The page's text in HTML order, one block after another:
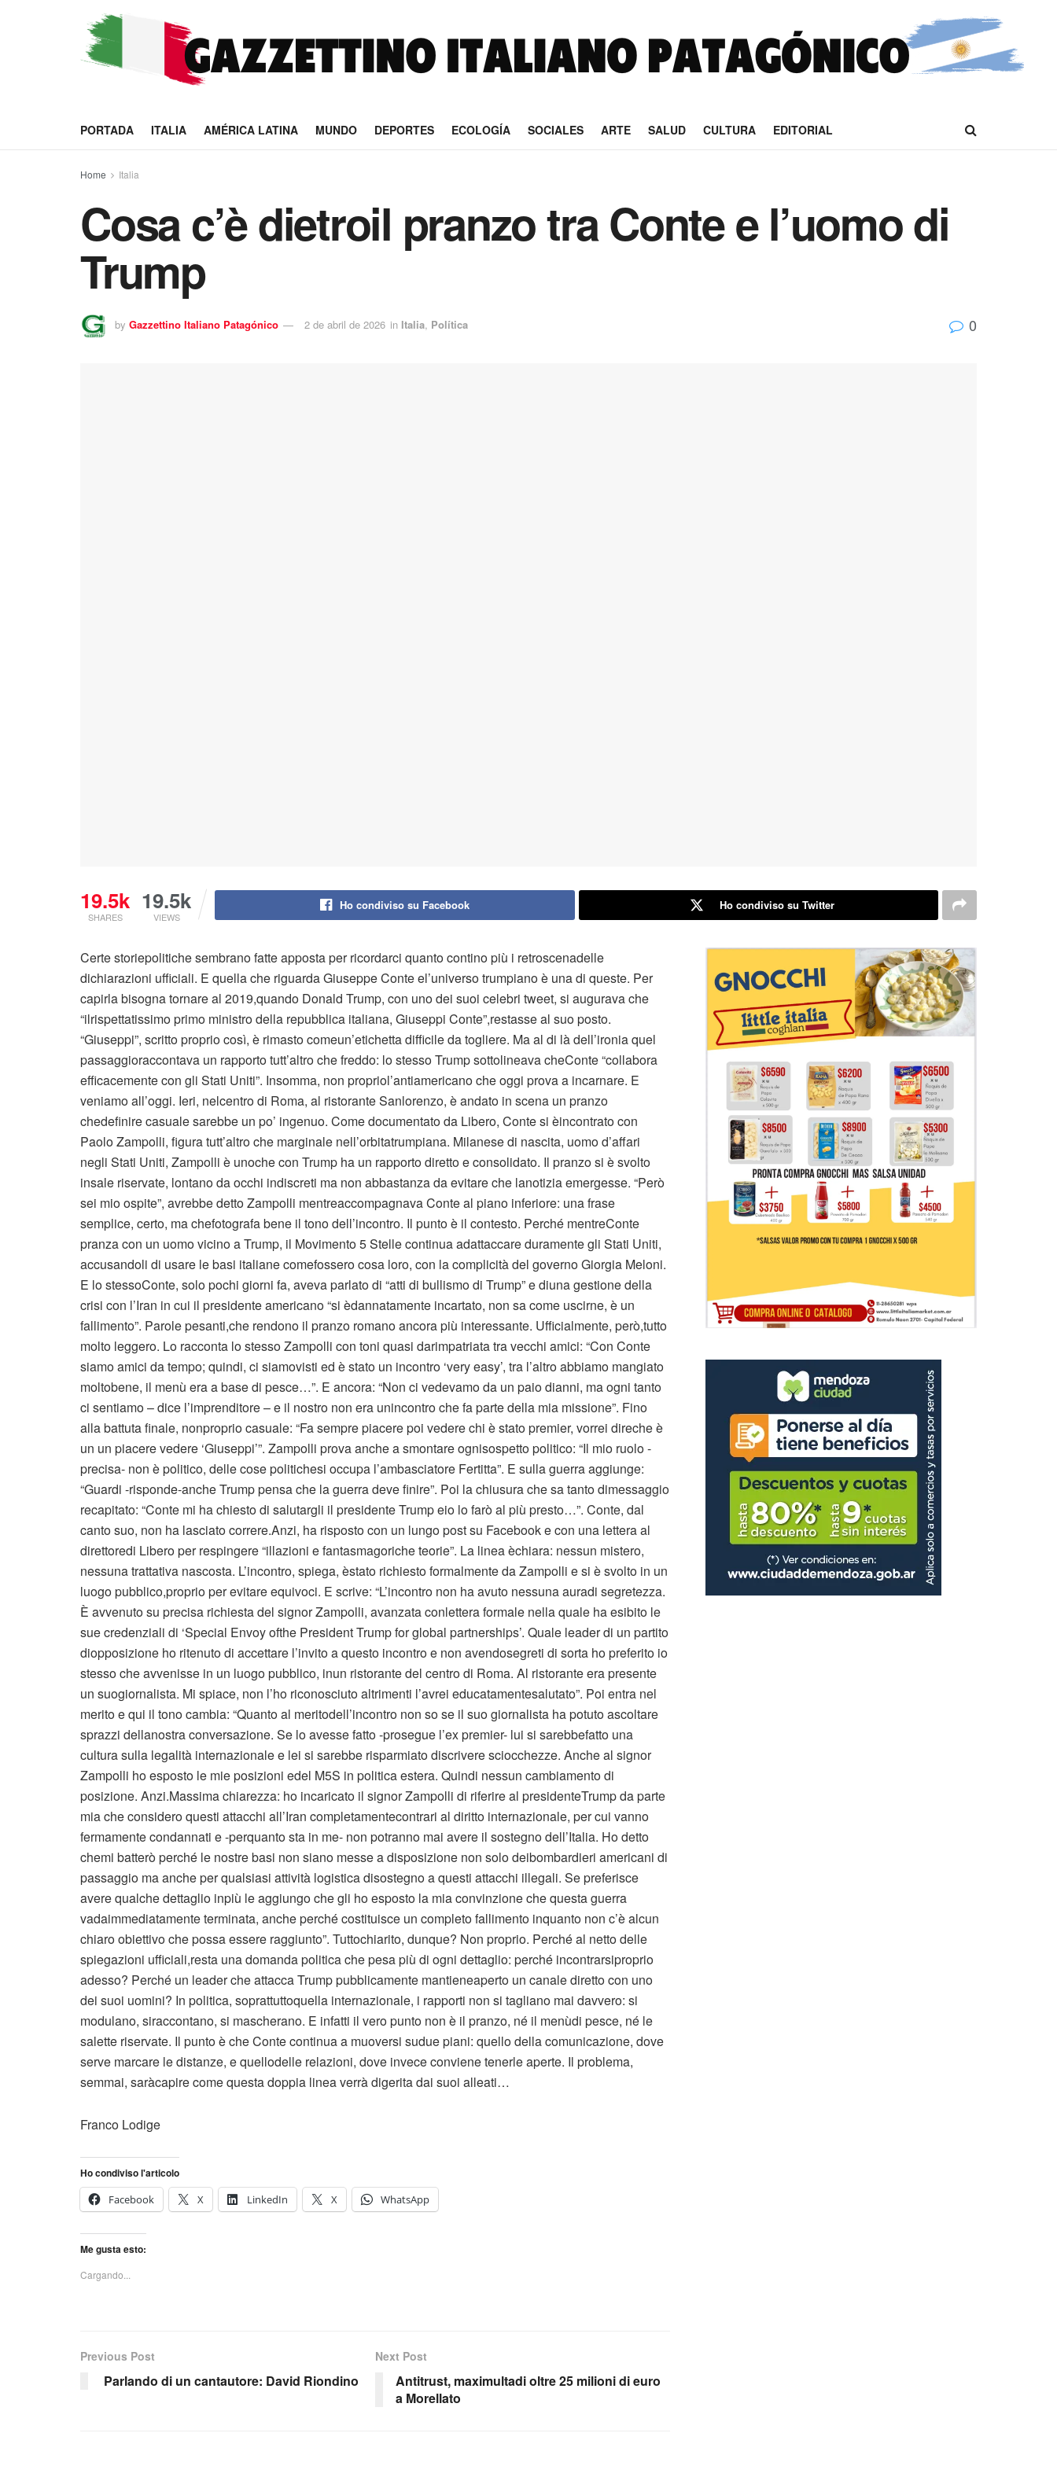
PORTADA ITALIA AMÉRICA LATINA MUNDO DEPORTES ECOLOGÍA SOCIALES ARTE SALUD CULTURA EDITORIAL
Home Italia
Cosa c’è dietroil pranzo tra Conte e l’uomo di
Trump
by Gazzettino Italiano Patagónico 2 de abril de 2026 in Italia, Política 0
19.5k
SHARES
19.5k
VIEWS
Ho condiviso su Facebook Ho condiviso su Twitter
Certe storiepolitiche sembrano fatte apposta per ricordarci quanto contino più i retroscenadelle
dichiarazioni ufficiali. E quella che riguarda Giuseppe Conte el’universo trumpiano è una di queste. Per
capirla bisogna tornare al 2019,quando Donald Trump, con uno dei suoi celebri tweet, si augurava che
“ilrispettatissimo primo ministro della repubblica italiana, Giuseppi Conte”,restasse al suo posto.
“Giuseppi”, scritto proprio così, è rimasto comeun’etichetta difficile da togliere. Ma al di là dell’ironia quel
passaggioraccontava un rapporto tutt’altro che freddo: lo stesso Trump sottolineava cheConte “collabora
efficacemente con gli Stati Uniti”. Insomma, non propriol’antiamericano che oggi prova a incarnare. E
veniamo all’oggi. Ieri, nelcentro di Roma, al ristorante Sanlorenzo, è andato in scena un pranzo
chedefinire casuale sarebbe un po’ ingenuo. Come documentato da Libero, Conte si èincontrato con
Paolo Zampolli, figura tutt’altro che marginale nell’orbitatrumpiana. Milanese di nascita, uomo d’affari
negli Stati Uniti, Zampolli è unoche con Trump ha un rapporto diretto e consolidato. Il pranzo si è svolto
insale riservate, lontano da occhi indiscreti ma non abbastanza da evitare che lanotizia emergesse. “Però
sei mio ospite”, avrebbe detto Zampolli mentreaccompagnava Conte al piano inferiore: una frase
semplice, certo, ma chefotografa bene il tono dell’incontro. Il punto è il contesto. Perché mentreConte
pranza con un uomo vicino a Trump, il Movimento 5 Stelle continua adattaccare duramente gli Stati Uniti,
accusandoli di usare le basi italiane comefossero cosa loro, con la complicità del governo Giorgia Meloni.
E lo stessoConte, solo pochi giorni fa, aveva parlato di “atti di bullismo di Trump” e diuna gestione della
crisi con l’Iran in cui il presidente americano “si èdannatamente incartato, non sa come uscirne, è un
fallimento”. Parole pesanti,che rendono il pranzo romano ancora più interessante. Ufficialmente, però,tutto
molto leggero. Lo racconta lo stesso Zampolli con toni quasi darimpatriata tra vecchi amici: “Con Conte
siamo amici da tempo; quindi, ci siamovisti ed è stato un incontro ‘very easy’, tra l’altro abbiamo mangiato
moltobene, il menù era a base di pesce…”. E ancora: “Non ci vedevamo da un paio dianni, ma ogni tanto
ci sentiamo – dice l’imprenditore – e il nostro non era unincontro che fa parte della mia missione”. Fino
alla battuta finale, nonproprio casuale: “Fa sempre piacere poi vedere chi è stato premier, vorrei direche è
un un piacere vedere ‘Giuseppi’”. Zampolli prova anche a smontare ognisospetto politico: “Il mio ruolo -
precisa- non è politico, delle cose politichesi occupa l’ambasciatore Fertitta”. E sulla guerra aggiunge:
“Guardi -risponde-anche Trump pensa che la guerra deve finire”. Poi la chiusura che sa tanto dimessaggio
recapitato: “Conte mi ha chiesto di salutargli il presidente Trump eio lo farò al più presto…”. Conte, dal
canto suo, non ha lasciato correre.Anzi, ha risposto con un lungo post su Facebook e con una lettera al
direttoredi Libero per respingere “illazioni e fantasmagoriche teorie”. La linea èchiara: nessun mistero,
nessuna trattativa nascosta. L’incontro, spiega, èstato richiesto formalmente da Zampolli e si è svolto in un
luogo pubblico,proprio per evitare equivoci. E scrive: “L’incontro non ha avuto nessuna auradi segretezza.
È avvenuto su precisa richiesta del signor Zampolli, avanzata conlettera formale nella quale ha esibito le
sue credenziali di ‘Special Envoy ofthe President Trump for global partnerships’. Quale leader di un partito
diopposizione ho ritenuto di accettare l’invito a questo incontro e non avendosegreti di sorta ho preferito io
stesso che avvenisse in un luogo pubblico, inun ristorante del centro di Roma. Al ristorante era presente
un suogiornalista. Mi spiace, non l’ho riconosciuto altrimenti l’avrei educatamentesalutato”. Poi entra nel
merito e qui il tono cambia: “Quanto al meritodell’incontro non so se il suo giornalista ha potuto ascoltare
sprazzi dellanostra conversazione. Se lo avesse fatto -prosegue l’ex premier- lui si sarebbefatto una
cultura sulla legalità internazionale e lei si sarebbe risparmiato discrivere sciocchezze. Anche al signor
Zampolli ho esposto le mie posizioni edel M5S in politica estera. Quindi nessun cambiamento di
posizione. Anzi.Massima chiarezza: ho incaricato il signor Zampolli di riferire al presidenteTrump da parte
mia che considero questi attacchi all’Iran completamentecontrari al diritto internazionale, per cui vanno
fermamente condannati e -perquanto sta in me- non potranno mai avere il sostegno dell’Italia. Ho detto
chemi batterò perché le nostre basi non siano messe a disposizione non solo deibombardieri americani di
passaggio ma anche per qualsiasi attività logistica disostegno a questi attacchi illegali. Se preferisce
avere qualche dettaglio inpiù le aggiungo che gli ho esposto la mia convinzione che questa guerra
vadaimmediatamente terminata, anche perché costituisce un completo fallimento inquanto non c’è alcun
chiaro obiettivo che possa essere raggiunto”. Tuttochiarito, dunque? Non proprio. Perché al netto delle
spiegazioni ufficiali,resta una domanda politica che pesa più di ogni dettaglio: perché incontrarsiproprio
adesso? Perché un leader che attacca Trump pubblicamente mantieneaperto un canale diretto con uno
dei suoi uomini? In politica, soprattuttoquella internazionale, i rapporti non si tagliano mai davvero: si
modulano, siraccontano, si mascherano. E infatti il vero punto non è il pranzo, né il menùdi pesce, né le
salette riservate. Il punto è che Conte continua a muoversi sudue piani: quello della comunicazione, dove
serve marcare le distanze, e quellodelle relazioni, dove invece conviene tenerle aperte. Il problema,
semmai, saràcapire come questa doppia linea verrà digerita dai suoi alleati…
Franco Lodige
Ho condiviso l'articolo
Facebook
X LinkedIn X WhatsApp
Me gusta esto:
Cargando...
Previous Post
Parlando di un cantautore: David Riondino
Next Post
Antitrust, maximultadi oltre 25 milioni di euro
a Morellato